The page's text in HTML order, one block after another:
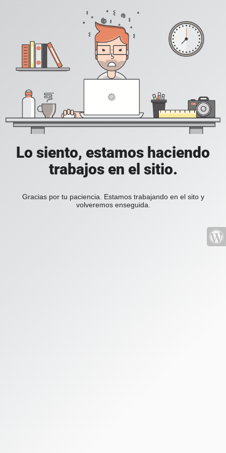
Lo siento, estamos haciendo
trabajos en el sitio.
Gracias por tu paciencia. Estamos trabajando en el sito y
volveremos enseguida.